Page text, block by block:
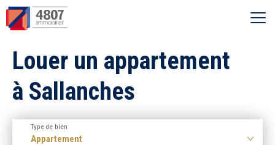
Vente
Location
Syndic
Ouvrir le menu
Louer un appartement
à Sallanches
Appartement
Type de bien